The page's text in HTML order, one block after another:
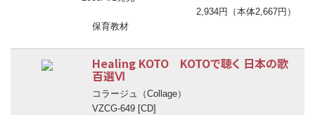
2,934円（本体2,667円）
保育教材
Healing KOTO KOTOで聴く 日本の歌
百選Ⅵ
コラージュ（Collage）
VZCG-649 [CD]